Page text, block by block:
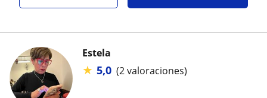
Estela
★ 5,0 (2 valoraciones)